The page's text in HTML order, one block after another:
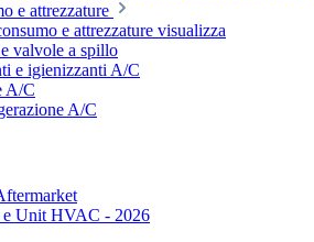
e attrezzature
e attrezzature visualizza
valvole a spillo
e igienizzanti A/C
A/C
A/C
e Unit HVAC - 2026